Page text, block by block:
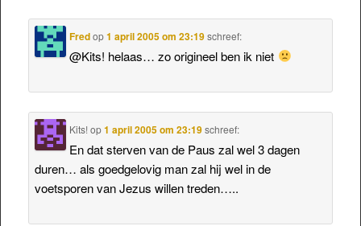
Fredop1 april 2005 om 23:19 schreef:
@Kits! helaas… zo origineel ben ik niet
Kits! op1 april 2005 om 23:19 schreef:
En dat sterven van de Paus zal wel 3 dagen
duren… als goedgelovig man zal hij wel in de
voetsporen van Jezus willen treden…..